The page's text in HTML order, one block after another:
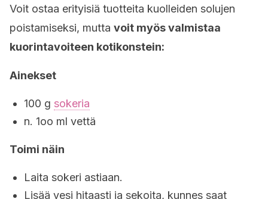
Voit ostaa erityisiä tuotteita kuolleiden solujen
poistamiseksi, mutta voit myös valmistaa
kuorintavoiteen kotikonstein:
Ainekset
100 g sokeria
n. 1oo ml vettä
Toimi näin
Laita sokeri astiaan.
Lisää vesi hitaasti ja sekoita, kunnes saat